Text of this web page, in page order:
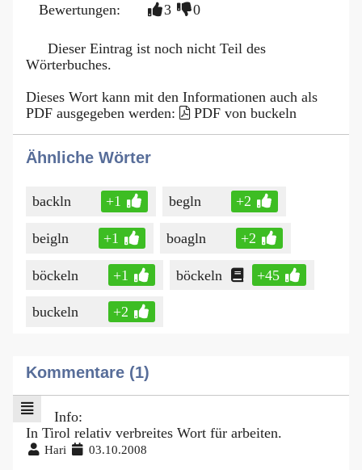
Bewertungen:
3 0
Dieser Eintrag ist noch nicht Teil des
Wörterbuches.
Dieses Wort kann mit den Informationen auch als
PDF ausgegeben werden:
PDF von buckeln
Ähnliche Wörter
backln +1 begln +2
beigln +1 boagln +2
böckeln +1 böckeln +45
buckeln +2
Kommentare (1)
Info:
In Tirol relativ verbreites Wort für arbeiten.
Hari 03.10.2008